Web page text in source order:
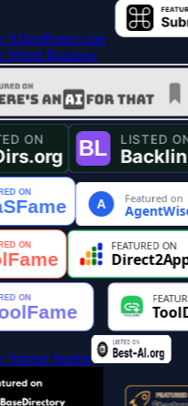
A Featured on
AgentWise